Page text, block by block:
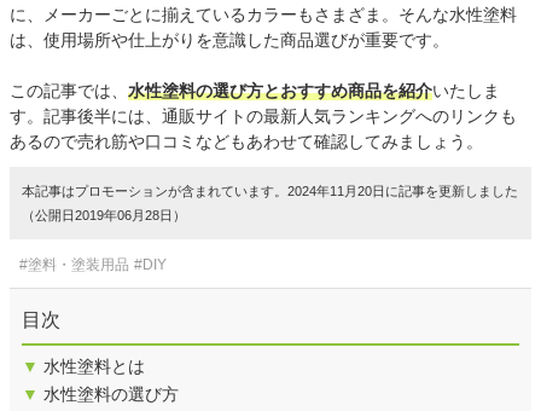
に、メーカーごとに揃えているカラーもさまざま。そんな水性塗料
は、使用場所や仕上がりを意識した商品選びが重要です。
この記事では、 水性塗料の選び方とおすすめ商品を紹介いたしま
す。記事後半には、通販サイトの最新人気ランキングへのリンクも
あるので売れ筋や口コミなどもあわせて確認してみましょう。
本記事はプロモーションが含まれています。2024年11月20日に記事を更新しました
（公開日2019年06月28日）
#塗料・塗装用品 #DIY
目次
▼ 水性塗料とは
▼ 水性塗料の選び方